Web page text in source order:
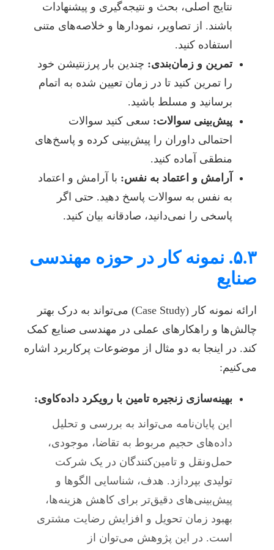
نتایج اصلی، بحث و نتیجه‌گیری و پیشنهادات
باشند. از تصاویر، نمودارها و خلاصه‌های متنی
استفاده کنید.
تمرین و زمان‌بندی: چندین بار پرزنتیشن خود
را تمرین کنید تا در زمان تعیین شده به اتمام
برسانید و مسلط باشید.
پیش‌بینی سوالات: سعی کنید سوالات
احتمالی داوران را پیش‌بینی کرده و پاسخ‌های
منطقی آماده کنید.
آرامش و اعتماد به نفس: با آرامش و اعتماد
به نفس به سوالات پاسخ دهید. حتی اگر
پاسخی را نمی‌دانید، صادقانه بیان کنید.
۵.۳. نمونه کار در حوزه مهندسی
صنایع
ارائه نمونه کار (Case Study) می‌تواند به درک بهتر
چالش‌ها و راهکارهای عملی در مهندسی صنایع کمک
کند. در اینجا به دو مثال از موضوعات پرکاربرد اشاره
می‌کنیم:
بهینه‌سازی زنجیره تامین با رویکرد داده‌کاوی:
این پایان‌نامه می‌تواند به بررسی و تحلیل
داده‌های حجیم مربوط به تقاضا، موجودی،
حمل‌ونقل و تامین‌کنندگان در یک شرکت
تولیدی بپردازد. هدف، شناسایی الگوها و
پیش‌بینی‌های دقیق‌تر برای کاهش هزینه‌ها،
بهبود زمان تحویل و افزایش رضایت مشتری
است. در این پژوهش می‌توان از